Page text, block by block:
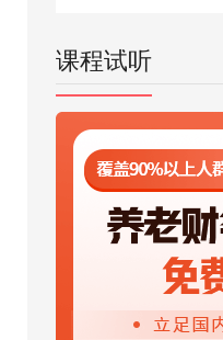
课程试听